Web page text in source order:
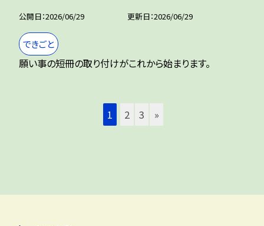
公開日 2026/06/29 更新日 2026/06/29
できごと
願い事の短冊の取り付けがこれから始まります。
1 2 3 »